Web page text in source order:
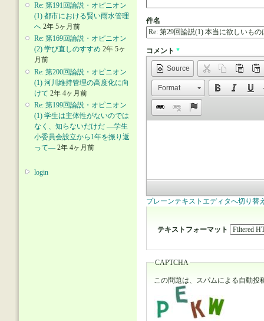
Re: 第191回論説・オピニオン
(1) 都市における賢い雨水管理
へ 2年 5ヶ月前
Re: 第169回論説・オピニオン
(2) 学び直しのすすめ 2年 5ヶ
月前
Re: 第200回論説・オピニオン
(1) 河川維持管理の高度化に向
けて 2年 4ヶ月前
Re: 第199回論説・オピニオン
(1) 学生は主体性がないのでは
なく、知らないだけだ ―学生
小委員会設立から1年を振り返
って― 2年 4ヶ月前
login
件名
コメント *
Source
Format
プレーンテキストエディタへ切り替
テキストフォーマット
CAPTCHA
この問題は、スパムによる自動投